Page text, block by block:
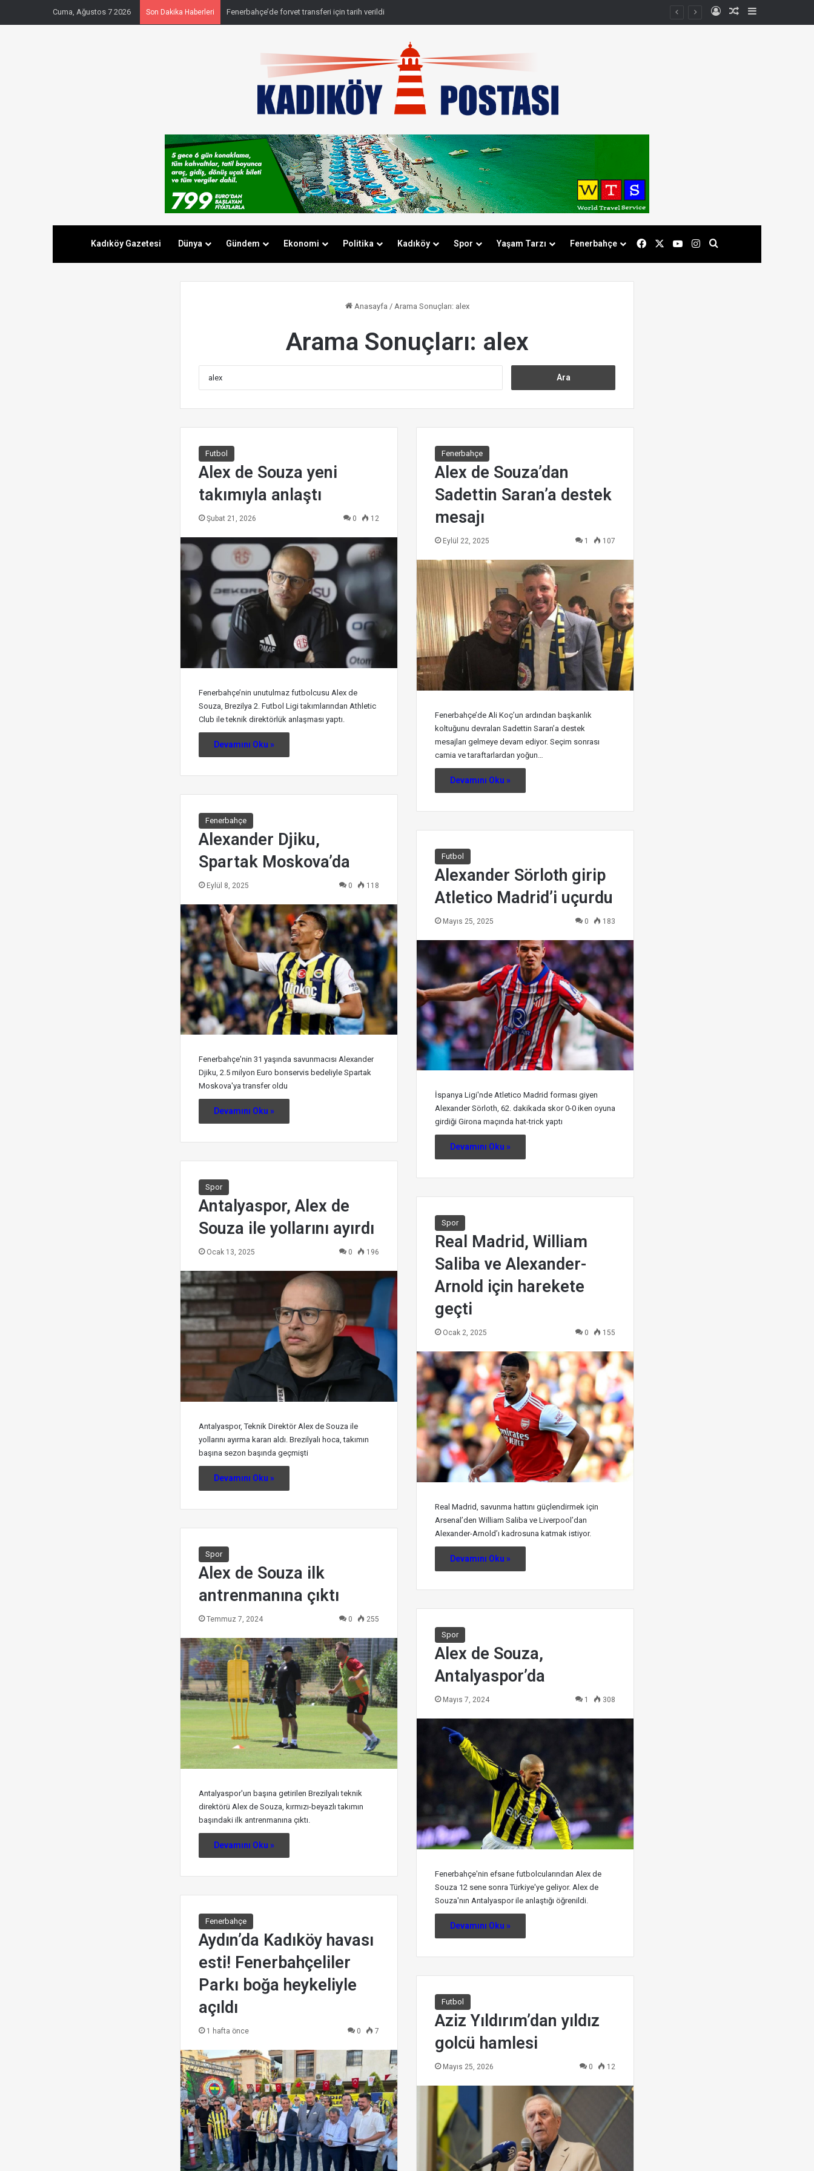
Cuma, Ağustos 7 2026 Son Dakika Haberleri Fenerbahçe’de forvet transferi için tarih verildi Kayıt OlRastgele Makale
Kadıköy Gazetesi Dünya Gündem Ekonomi Politika Kadıköy Spor Yaşam Tarzı Fenerbahçe FacebookYouTubeInstagram
Anasayfa / Arama Sonuçları: alex
Arama Sonuçları: alex
m
Futbol
Alex de Souza yeni
takımıyla anlaştı
Şubat 21, 2026 0 12
Fenerbahçe’nin unutulmaz futbolcusu Alex de
Souza, Brezilya 2. Futbol Ligi takımlarından Athletic
Club ile teknik direktörlük anlaşması yaptı.
Devamını Oku »
Fenerbahçe
Alex de Souza’dan
Sadettin Saran’a destek
mesajı
Eylül 22, 2025 1 107
Fenerbahçe’de Ali Koç’un ardından başkanlık
koltuğunu devralan Sadettin Saran’a destek
mesajları gelmeye devam ediyor. Seçim sonrası
camia ve taraftarlardan yoğun…
Devamını Oku »
Fenerbahçe
Alexander Djiku,
Spartak Moskova’da
Eylül 8, 2025 0 118
Fenerbahçe'nin 31 yaşında savunmacısı Alexander
Djiku, 2.5 milyon Euro bonservis bedeliyle Spartak
Moskova'ya transfer oldu
Devamını Oku »
Futbol
Alexander Sörloth girip
Atletico Madrid’i uçurdu
Mayıs 25, 2025 0 183
İspanya Ligi'nde Atletico Madrid forması giyen
Alexander Sörloth, 62. dakikada skor 0-0 iken oyuna
girdiği Girona maçında hat-trick yaptı
Devamını Oku »
Spor
Antalyaspor, Alex de
Souza ile yollarını ayırdı
Ocak 13, 2025 0 196
Antalyaspor, Teknik Direktör Alex de Souza ile
yollarını ayırma kararı aldı. Brezilyalı hoca, takımın
başına sezon başında geçmişti
Devamını Oku »
Spor
Real Madrid, William
Saliba ve Alexander-
Arnold için harekete
geçti
Ocak 2, 2025 0 155
Real Madrid, savunma hattını güçlendirmek için
Arsenal’den William Saliba ve Liverpool’dan
Alexander-Arnold’ı kadrosuna katmak istiyor.
Devamını Oku »
Spor
Alex de Souza ilk
antrenmanına çıktı
Temmuz 7, 2024 0 255
Antalyaspor'un başına getirilen Brezilyalı teknik
direktörü Alex de Souza, kırmızı-beyazlı takımın
başındaki ilk antrenmanına çıktı.
Devamını Oku »
Spor
Alex de Souza,
Antalyaspor’da
Mayıs 7, 2024 1 308
Fenerbahçe'nin efsane futbolcularından Alex de
Souza 12 sene sonra Türkiye'ye geliyor. Alex de
Souza'nın Antalyaspor ile anlaştığı öğrenildi.
Devamını Oku »
Fenerbahçe
Aydın’da Kadıköy havası
esti! Fenerbahçeliler
Parkı boğa heykeliyle
açıldı
1 hafta önce 0 7
Futbol
Aziz Yıldırım’dan yıldız
golcü hamlesi
Mayıs 25, 2026 0 12